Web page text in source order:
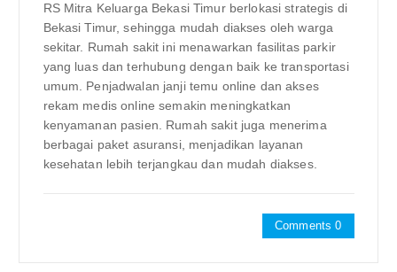
RS Mitra Keluarga Bekasi Timur berlokasi strategis di
Bekasi Timur, sehingga mudah diakses oleh warga
sekitar. Rumah sakit ini menawarkan fasilitas parkir
yang luas dan terhubung dengan baik ke transportasi
umum. Penjadwalan janji temu online dan akses
rekam medis online semakin meningkatkan
kenyamanan pasien. Rumah sakit juga menerima
berbagai paket asuransi, menjadikan layanan
kesehatan lebih terjangkau dan mudah diakses.
Comments 0